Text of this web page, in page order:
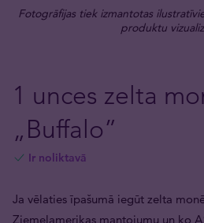
Fotogrāfijas tiek izmantotas
produktu
1 unces zelta
„Buffalo”
Ir noliktavā
Ja vēlaties īpašumā iegūt zelta
Ziemeļamerikas mantojumu un ko